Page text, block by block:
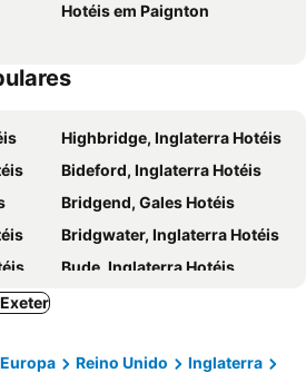
Hotéis em Paignton
Highbridge, Inglaterra Hotéis
Bideford, Inglaterra Hotéis
Bridgend, Gales Hotéis
Bridgwater, Inglaterra Hotéis
Bude, Inglaterra Hotéis
Lynton, Inglaterra Hotéis
Europa Reino Unido
Inglaterra